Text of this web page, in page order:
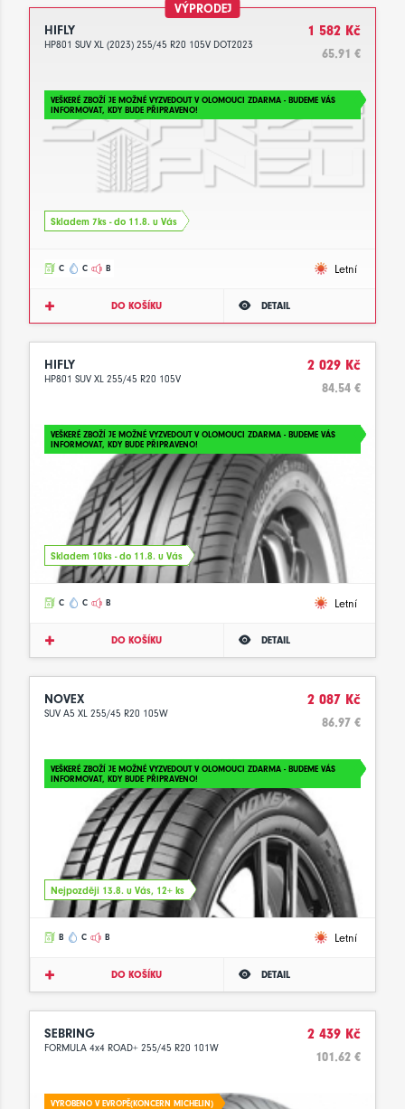
VÝPRODEJ
HIFLY
HP801 SUV XL (2023) 255/45 R20 105V DOT2023
1 582 Kč
65.91 €
VEŠKERÉ ZBOŽÍ JE MOŽNÉ VYZVEDOUT V OLOMOUCI ZDARMA - BUDEME VÁS
INFORMOVAT, KDY BUDE PŘIPRAVENO!
Skladem 7ks - do 11.8. u Vás
C C B Letní
DO KOŠÍKU DETAIL
HIFLY
HP801 SUV XL 255/45 R20 105V
2 029 Kč
84.54 €
VEŠKERÉ ZBOŽÍ JE MOŽNÉ VYZVEDOUT V OLOMOUCI ZDARMA - BUDEME VÁS
INFORMOVAT, KDY BUDE PŘIPRAVENO!
Skladem 10ks - do 11.8. u Vás
C C B Letní
DO KOŠÍKU DETAIL
NOVEX
SUV A5 XL 255/45 R20 105W
2 087 Kč
86.97 €
VEŠKERÉ ZBOŽÍ JE MOŽNÉ VYZVEDOUT V OLOMOUCI ZDARMA - BUDEME VÁS
INFORMOVAT, KDY BUDE PŘIPRAVENO!
Nejpozději 13.8. u Vás, 12+ ks
B C B Letní
DO KOŠÍKU DETAIL
SEBRING
FORMULA 4x4 ROAD+ 255/45 R20 101W
2 439 Kč
101.62 €
VYROBENO V EVROPĚ(KONCERN MICHELIN)